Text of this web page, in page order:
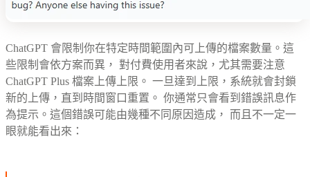
ChatGPT 會限制你在特定時間範圍內可上傳的檔案數量。這
些限制會依方案而異， 對付費使用者來說，尤其需要注意
ChatGPT Plus 檔案上傳上限。 一旦達到上限，系統就會封鎖
新的上傳，直到時間窗口重置。 你通常只會看到錯誤訊息作
為提示。這個錯誤可能由幾種不同原因造成， 而且不一定一
眼就能看出來：